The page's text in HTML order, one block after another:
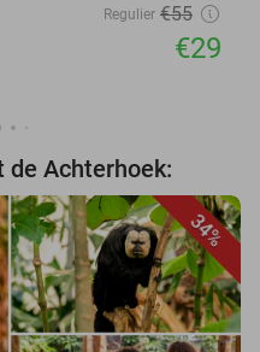
Regulier €55
€29
de Achterhoek:
34%